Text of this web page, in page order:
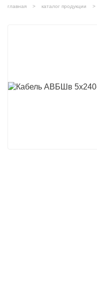
главная каталог продукции